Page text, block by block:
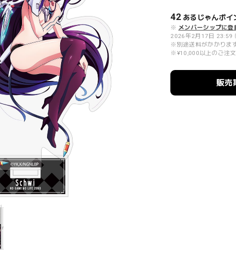
42 あるじゃんポイ
※ メンバーシップに登
2026年2月17日 23:59
※別途送料がかかりま
※¥10,000以上のご注
販売